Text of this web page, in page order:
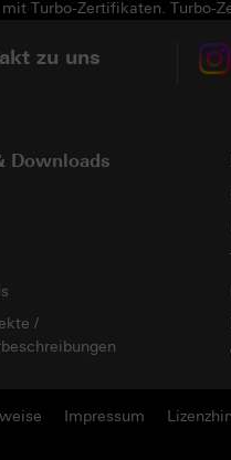
Turbo-Zertifikaten.
zu uns
Downloads
/
Impressum